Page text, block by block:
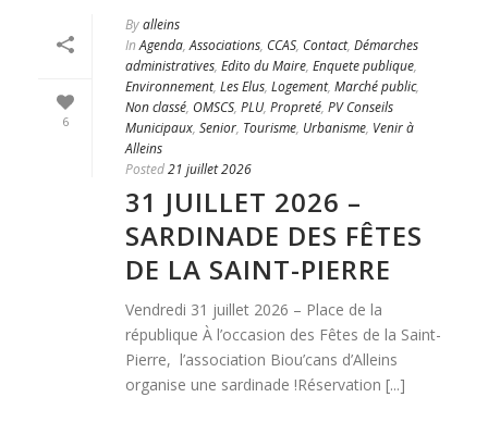
6
Byalleins
In Agenda,Associations, CCAS, Contact, Démarches
administratives, Edito du Maire, Enquete publique,
Environnement, Les Elus, Logement, Marché public,
Non classé, OMSCS, PLU, Propreté, PV Conseils
Municipaux, Senior, Tourisme, Urbanisme, Venir à
Alleins
Posted21 juillet 2026
31 JUILLET 2026 –
SARDINADE DES FÊTES
DE LA SAINT-PIERRE
Vendredi 31 juillet 2026 – Place de la
république À l’occasion des Fêtes de la Saint-
Pierre, l’association Biou’cans d’Alleins
organise une sardinade !Réservation [...]